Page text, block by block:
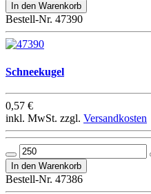
Bestell-Nr. 47390
Schneekugel
0,57 €
inkl. MwSt. zzgl. Versandkosten
Bestell-Nr. 47386